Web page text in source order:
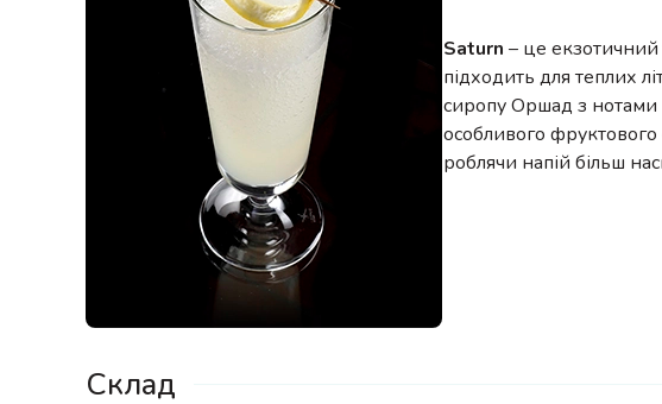
Saturn – це
підходить для теплих
сиропу Оршад з нотами
особливого фруктового
роблячи напій більш
Склад